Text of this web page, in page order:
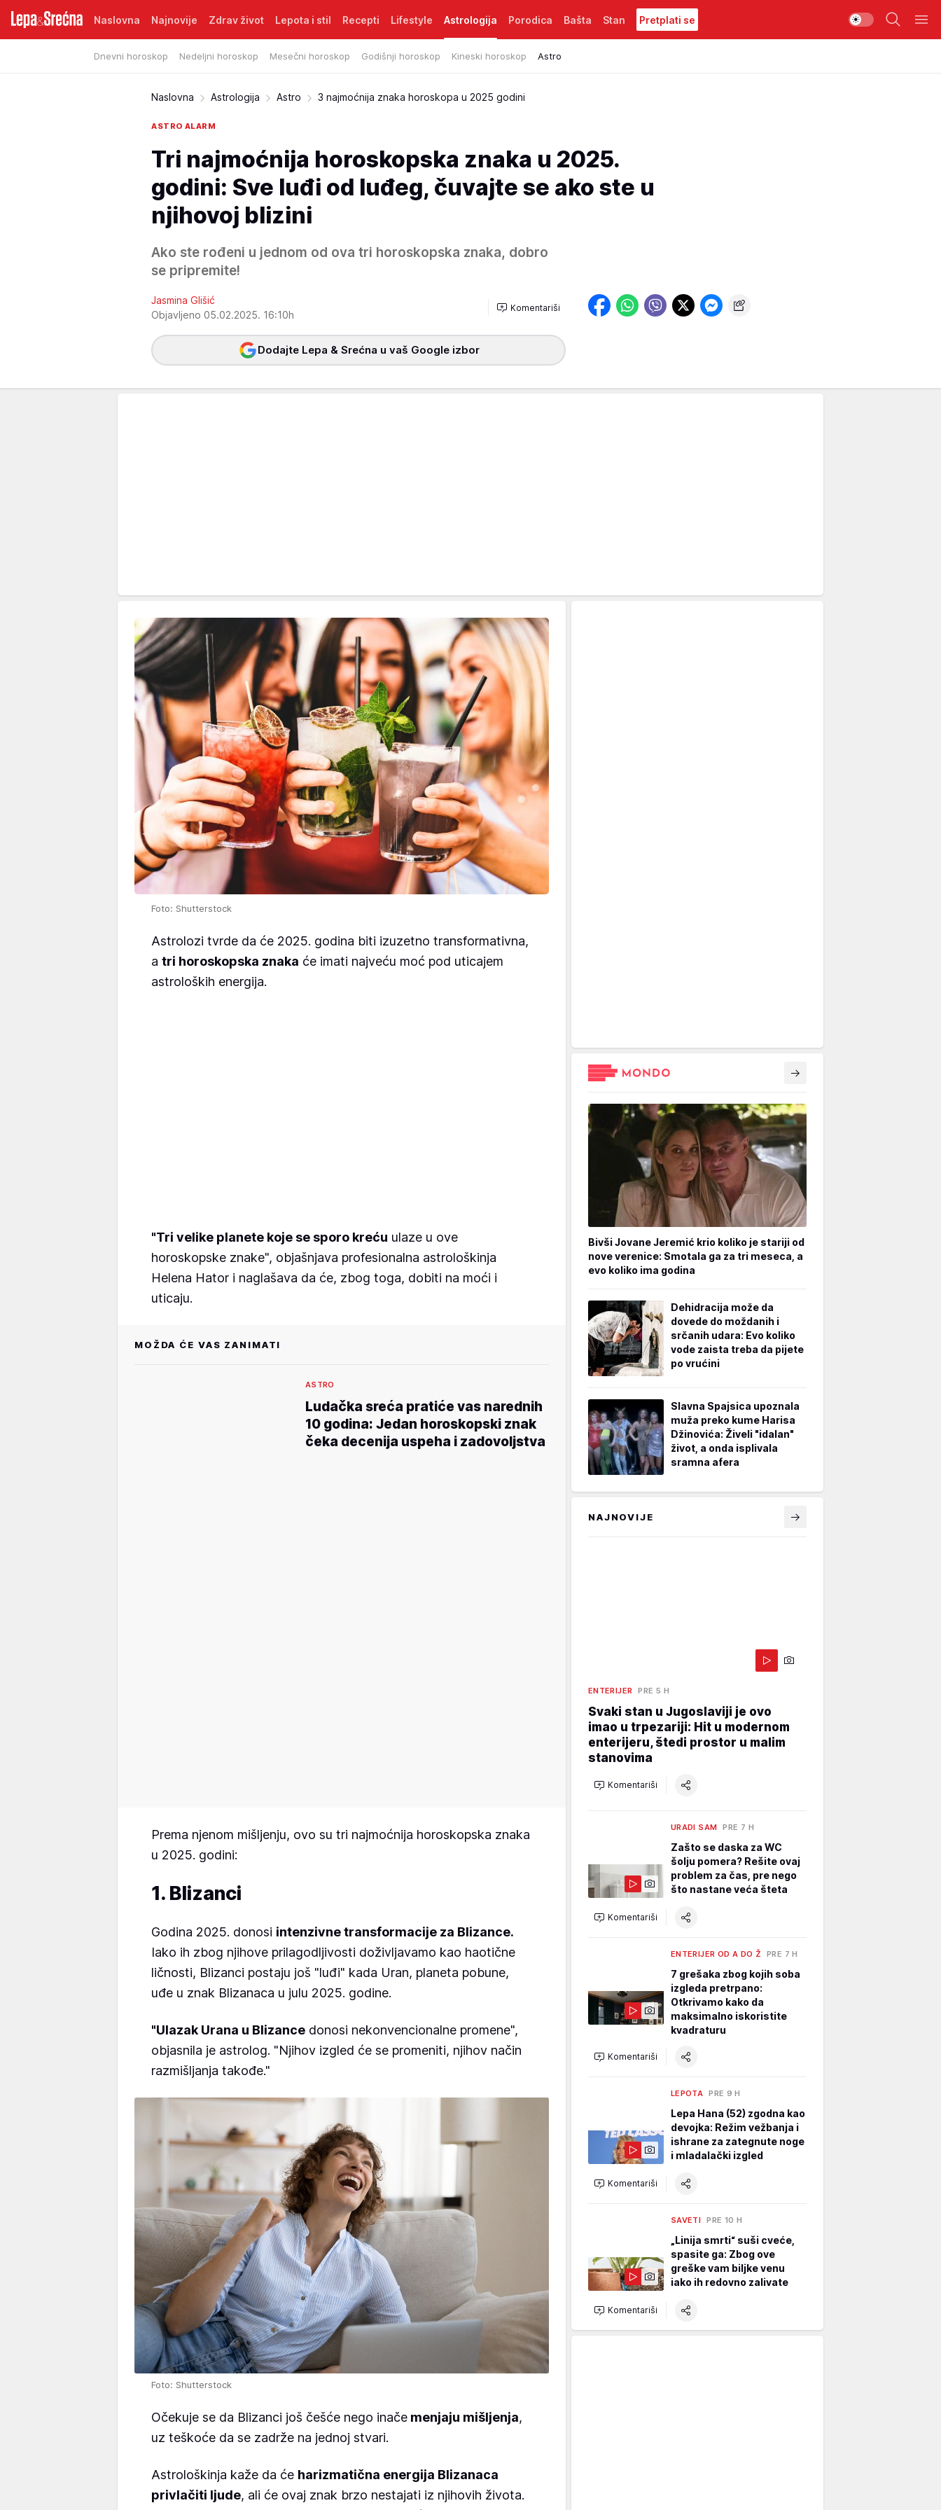
Naslovna Najnovije Zdrav život Lepota i stil Recepti Lifestyle Astrologija
Dnevni horoskop Nedeljni horoskop Mesečni horoskop Godišnji horoskop Kineski horoskop Astro
Porodica Bašta Stan Pretplati se
Naslovna Astrologija Astro 3 najmoćnija znaka horoskopa u 2025 godini
ASTRO ALARM
Tri najmoćnija horoskopska znaka u 2025.
godini: Sve luđi od luđeg, čuvajte se ako ste u
njihovoj blizini
Ako ste rođeni u jednom od ova tri horoskopska znaka, dobro
se pripremite!
Jasmina Glišić
Objavljeno 05.02.2025. 16:10h
Komentariši
Dodajte Lepa & Srećna u vaš Google izbor
Foto: Shutterstock
Astrolozi tvrde da će 2025. godina biti izuzetno transformativna,
a tri horoskopska znaka će imati najveću moć pod uticajem
astroloških energija.
"Tri velike planete koje se sporo kreću ulaze u ove
horoskopske znake", objašnjava profesionalna astrološkinja
Helena Hator i naglašava da će, zbog toga, dobiti na moći i
uticaju.
MOŽDA ĆE VAS ZANIMATI
ASTRO
Ludačka sreća pratiće vas narednih
10 godina: Jedan horoskopski znak
čeka decenija uspeha i zadovoljstva
Prema njenom mišljenju, ovo su tri najmoćnija horoskopska znaka
u 2025. godini:
1. Blizanci
Godina 2025. donosi intenzivne transformacije za Blizance.
Iako ih zbog njihove prilagodljivosti doživljavamo kao haotične
ličnosti, Blizanci postaju još "luđi" kada Uran, planeta pobune,
uđe u znak Blizanaca u julu 2025. godine.
"Ulazak Urana u Blizance donosi nekonvencionalne promene",
objasnila je astrolog. "Njihov izgled će se promeniti, njihov način
razmišljanja takođe."
Foto: Shutterstock
Očekuje se da Blizanci još češće nego inače menjaju mišljenja,
uz teškoće da se zadrže na jednoj stvari.
Astrološkinja kaže da će harizmatična energija Blizanaca
privlačiti ljude, ali će ovaj znak brzo nestajati iz njihovih života.
Bivši Jovane Jeremić krio koliko je stariji od
nove verenice: Smotala ga za tri meseca, a
evo koliko ima godina
Dehidracija može da
dovede do moždanih i
srčanih udara: Evo koliko
vode zaista treba da pijete
po vrućini
Slavna Spajsica upoznala
muža preko kume Harisa
Džinovića: Živeli "idalan"
život, a onda isplivala
sramna afera
NAJNOVIJE
ENTERIJER PRE 5 H
Svaki stan u Jugoslaviji je ovo
imao u trpezariji: Hit u modernom
enterijeru, štedi prostor u malim
stanovima
Komentariši
URADI SAM PRE 7 H
Zašto se daska za WC
šolju pomera? Rešite ovaj
problem za čas, pre nego
što nastane veća šteta
Komentariši
ENTERIJER OD A DO Ž PRE 7 H
7 grešaka zbog kojih soba
izgleda pretrpano:
Otkrivamo kako da
maksimalno iskoristite
kvadraturu
Komentariši
LEPOTA PRE 9 H
Lepa Hana (52) zgodna kao
devojka: Režim vežbanja i
ishrane za zategnute noge
i mladalački izgled
Komentariši
SAVETI PRE 10 H
„Linija smrti“ suši cveće,
spasite ga: Zbog ove
greške vam biljke venu
iako ih redovno zalivate
Komentariši